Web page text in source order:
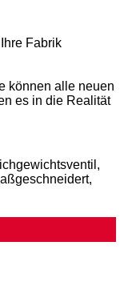
Fabrik
können alle neuen
es in die Realität